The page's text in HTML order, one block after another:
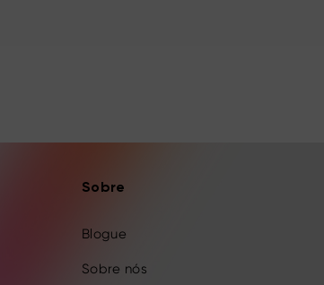
Sobre
Blogue
Sobre nós